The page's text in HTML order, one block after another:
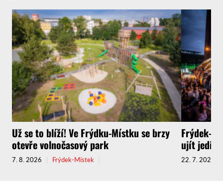
Už se to blíží! Ve Frýdku-Místku se brzy
otevře volnočasový park
7. 8. 2026 Frýdek-Místek
Frýdek-
ujít
22. 7. 2026